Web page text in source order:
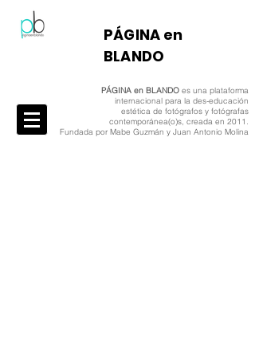
​PÁGINA en
BLANDO
PÁGINA en BLANDO es una plataforma
internacional para la des-educación
estética de fotógrafos y fotógrafas
contemporánea(o)s, creada en 2011.
Fundada por Mabe Guzmán y Juan Antonio Molina